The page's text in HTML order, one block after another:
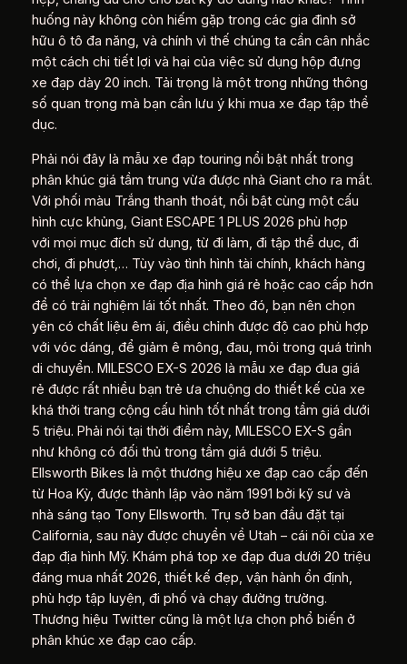
huống này không còn hiếm gặp trong các gia đình sở
hữu ô tô đa năng, và chính vì thế chúng ta cần cân nhắc
một cách chi tiết lợi và hại của việc sử dụng hộp đựng
xe đạp dày 20 inch. Tải trọng là một trong những thông
số quan trọng mà bạn cần lưu ý khi mua xe đạp tập thể
dục.
Phải nói đây là mẫu xe đạp touring nổi bật nhất trong
phân khúc giá tầm trung vừa được nhà Giant cho ra mắt.
Với phối màu Trắng thanh thoát, nổi bật cùng một cấu
hình cực khủng, Giant ESCAPE 1 PLUS 2026 phù hợp
với mọi mục đích sử dụng, từ đi làm, đi tập thể dục, đi
chơi, đi phượt,… Tùy vào tình hình tài chính, khách hàng
có thể lựa chọn xe đạp địa hình giá rẻ hoặc cao cấp hơn
để có trải nghiệm lái tốt nhất. Theo đó, bạn nên chọn
yên có chất liệu êm ái, điều chỉnh được độ cao phù hợp
với vóc dáng, để giảm ê mông, đau, mỏi trong quá trình
di chuyển. MILESCO EX-S 2026 là mẫu xe đạp đua giá
rẻ được rất nhiều bạn trẻ ưa chuộng do thiết kế của xe
khá thời trang cộng cấu hình tốt nhất trong tầm giá dưới
5 triệu. Phải nói tại thời điểm này, MILESCO EX-S gần
như không có đối thủ trong tầm giá dưới 5 triệu.
Ellsworth Bikes là một thương hiệu xe đạp cao cấp đến
từ Hoa Kỳ, được thành lập vào năm 1991 bởi kỹ sư và
nhà sáng tạo Tony Ellsworth. Trụ sở ban đầu đặt tại
California, sau này được chuyển về Utah – cái nôi của xe
đạp địa hình Mỹ. Khám phá top xe đạp đua dưới 20 triệu
đáng mua nhất 2026, thiết kế đẹp, vận hành ổn định,
phù hợp tập luyện, đi phố và chạy đường trường.
Thương hiệu Twitter cũng là một lựa chọn phổ biến ở
phân khúc xe đạp cao cấp.